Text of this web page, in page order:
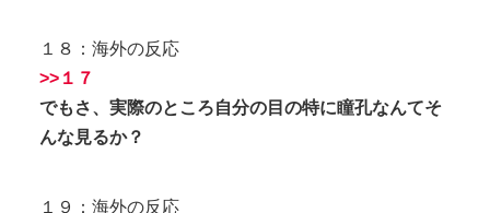
１８：海外の反応
>>１７
でもさ、実際のところ自分の目の特に瞳孔なんてそ
んな見るか？
１９：海外の反応